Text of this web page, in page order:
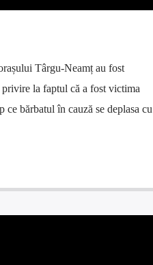
Târgu-Neamț au fost
la faptul că a fost victima
bărbatul în cauză se deplasa cu